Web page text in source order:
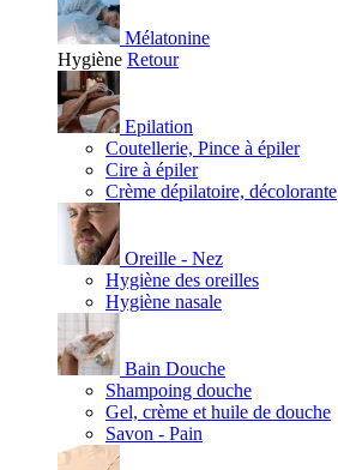
Mélatonine
Hygiène Retour
Epilation
Coutellerie, Pince à épiler
Cire à épiler
Crème dépilatoire, décolorante
Oreille - Nez
Hygiène des oreilles
Hygiène nasale
Bain Douche
Shampoing douche
Gel, crème et huile de douche
Savon - Pain